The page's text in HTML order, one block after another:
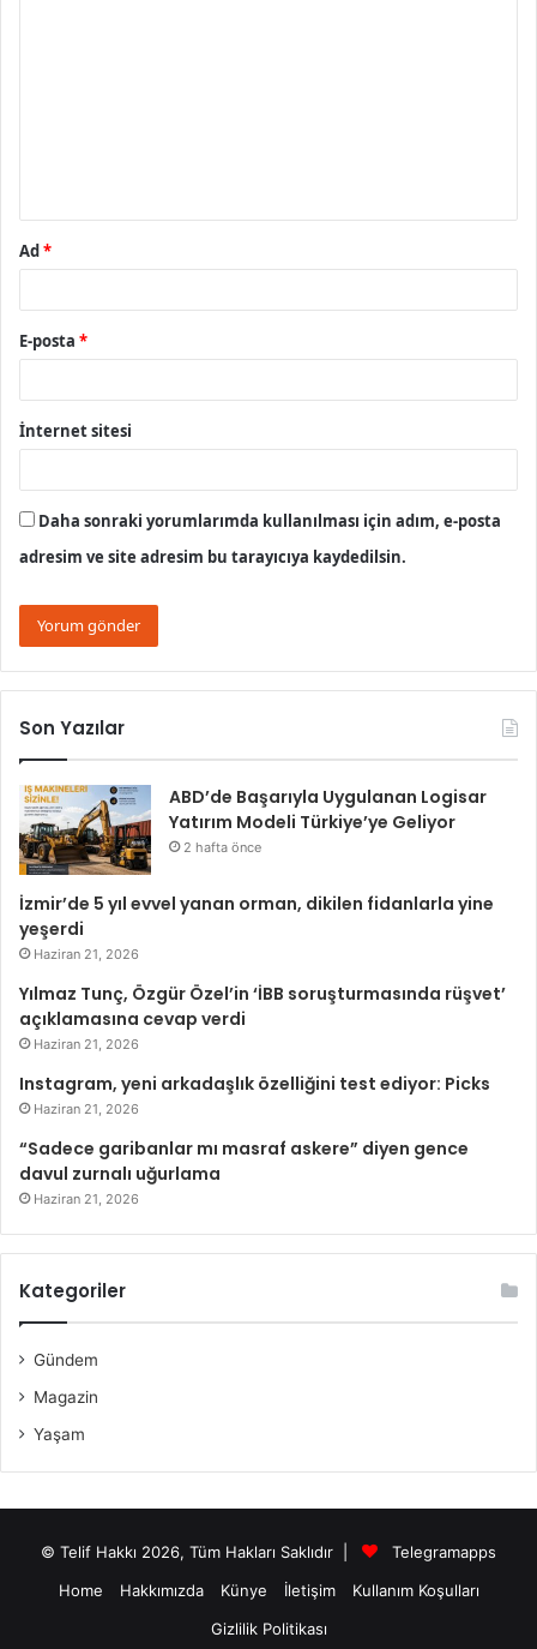
Ad*
E-posta *
İnternet sitesi
Daha sonraki yorumlarımda kullanılması için adım, e-posta
adresim ve site adresim bu tarayıcıya kaydedilsin.
Son Yazılar
ABD’de Başarıyla Uygulanan Logisar
Yatırım Modeli Türkiye’ye Geliyor
2 hafta önce
İzmir’de 5 yıl evvel yanan orman, dikilen fidanlarla yine
yeşerdi
Haziran 21, 2026
Yılmaz Tunç, Özgür Özel’in ‘İBB soruşturmasında rüşvet’
açıklamasına cevap verdi
Haziran 21, 2026
Instagram, yeni arkadaşlık özelliğini test ediyor: Picks
Haziran 21, 2026
“Sadece garibanlar mı masraf askere” diyen gence
davul zurnalı uğurlama
Haziran 21, 2026
Kategoriler
Gündem
Magazin
Yaşam
© Telif Hakkı 2026, Tüm Hakları Saklıdır |
Telegramapps
Home
Hakkımızda Künye İletişim
Kullanım Koşulları
Gizlilik Politikası